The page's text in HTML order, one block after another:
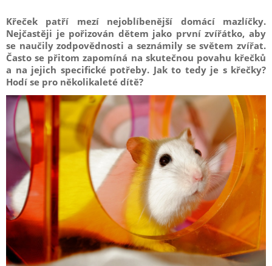
Křeček patří mezí nejoblíbenější domácí mazlíčky.
Nejčastěji je pořizován dětem jako první zvířátko, aby
se naučily zodpovědnosti a seznámily se světem zvířat.
Často se přitom zapomíná na skutečnou povahu křečků
a na jejich specifické potřeby. Jak to tedy je s křečky?
Hodí se pro několikaleté dítě?